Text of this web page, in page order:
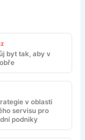
byt tak, aby v
v oblasti
servisu pro
podniky